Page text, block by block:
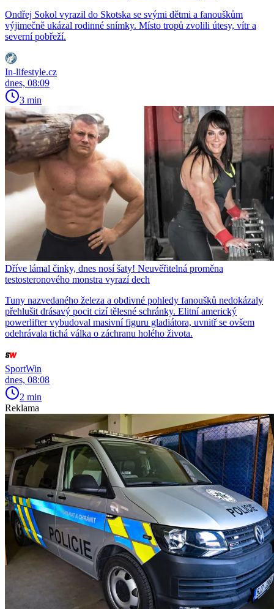
Ondřej Sokol vyrazil do Skotska se svými dětmi a fanouškům
výjimečně ukázal rodinné snímky. Místo tropů zvolili útesy, vítr a
severní pobřeží.
In-lifestyle.cz
dnes, 08:09
3 min
Dříve lámal činky, dnes nosí šaty! Neuvěřitelná proměna
testosteronového monstra vyrazí dech
Tuny nazvedaného železa a obdivné pohledy fanoušků nedokázaly
přehlušit drásavý pocit cizí tělesné schránky. Elitní americký
powerlifter vybudoval masivní figuru gladiátora, uvnitř se ovšem
odehrávala tichá válka o záchranu holého života.
SportWin
dnes, 08:08
2 min
Reklama